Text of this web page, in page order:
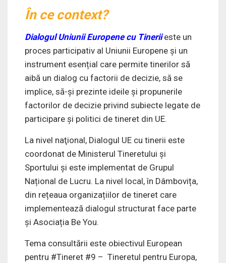
În ce context?
Dialogul Uniunii Europene cu Tineriieste un
proces participativ al Uniunii Europene și un
instrument esențial care permite tinerilor să
aibă un dialog cu factorii de decizie, să se
implice, să-și prezinte ideile și propunerile
factorilor de decizie privind subiecte legate de
participare și politici de tineret din UE.
La nivel naţional, Dialogul UE cu tinerii este
coordonat de Ministerul Tineretului și
Sportului și este implementat de Grupul
Național de Lucru. La nivel local, în Dâmbovița,
din rețeaua organizațiilor de tineret care
implementează dialogul structurat face parte
și Asociația Be You.
Tema consultării este obiectivul European
pentru #Tineret #9 – Tineretul pentru Europa,